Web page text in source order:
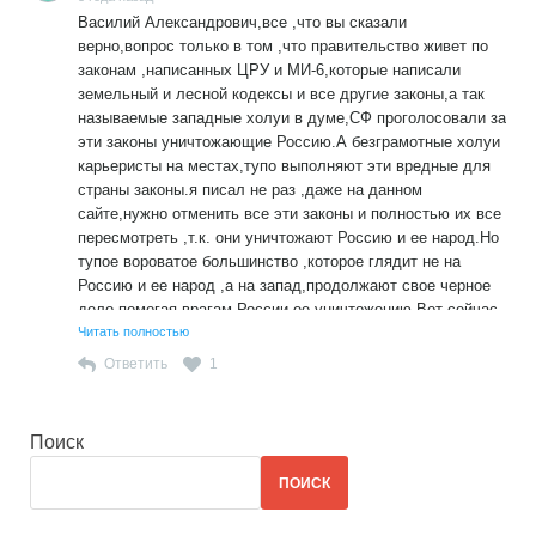
Василий Александрович,все ,что вы сказали
верно,вопрос только в том ,что правительство живет по
законам ,написанных ЦРУ и МИ-6,которые написали
земельный и лесной кодексы и все другие законы,а так
называемые западные холуи в думе,СФ проголосовали за
эти законы уничтожающие Россию.А безграмотные холуи
карьеристы на местах,тупо выполняют эти вредные для
страны законы.я писал не раз ,даже на данном
сайте,нужно отменить все эти законы и полностью их все
пересмотреть ,т.к. они уничтожают Россию и ее народ.Но
тупое вороватое большинство ,которое глядит не на
Россию и ее народ ,а на запад,продолжают свое черное
дело,помогая врагам России ее уничтожению.Вот сейчас
,когда подошел к финишу ,решил привести все бумаги в
порядок,по новым нормам и законам,т.к. все документы
запрещающий требовать разные справки ,ничего не
изменилось.Нужно тратить уйму времени и средств,чтобы
Читать полностью
Ответить 1
Поиск
ПОИСК